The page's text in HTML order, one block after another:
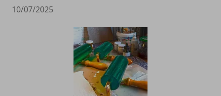
10/07/2025